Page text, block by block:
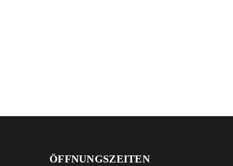
ÖFFNUNGSZEITEN